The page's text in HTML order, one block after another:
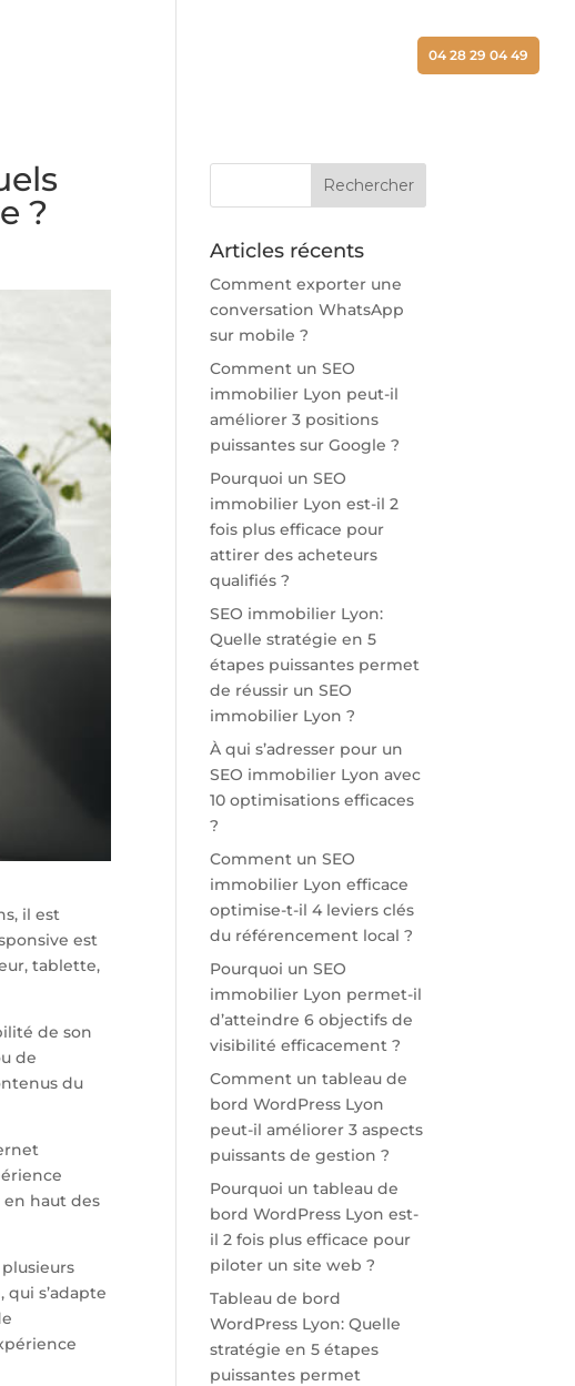
04 28 29 04 49
?
il est
est
tablette,
de son
de
du
en haut des
s’adapte
Articles récents
Comment exporter une
conversation WhatsApp
sur mobile ?
Comment un SEO
immobilier Lyon peut-il
améliorer 3 positions
puissantes sur Google ?
Pourquoi un SEO
immobilier Lyon est-il 2
fois plus efficace pour
attirer des acheteurs
qualifiés ?
SEO immobilier Lyon:
Quelle stratégie en 5
étapes puissantes permet
de réussir un SEO
immobilier Lyon ?
À qui s’adresser pour un
SEO immobilier Lyon avec
10 optimisations efficaces
?
Comment un SEO
immobilier Lyon efficace
optimise-t-il 4 leviers clés
du référencement local ?
Pourquoi un SEO
immobilier Lyon permet-il
d’atteindre 6 objectifs de
visibilité efficacement ?
Comment un tableau de
bord WordPress Lyon
peut-il améliorer 3 aspects
puissants de gestion ?
Pourquoi un tableau de
bord WordPress Lyon est-
il 2 fois plus efficace pour
piloter un site web ?
Tableau de bord
WordPress Lyon: Quelle
stratégie en 5 étapes
puissantes permet